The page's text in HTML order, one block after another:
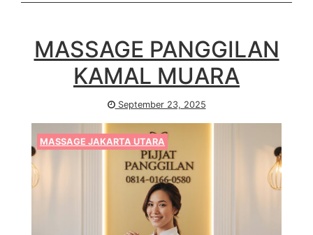
MASSAGE PANGGILAN
KAMAL MUARA
September 23, 2025
MASSAGE JAKARTA UTARA